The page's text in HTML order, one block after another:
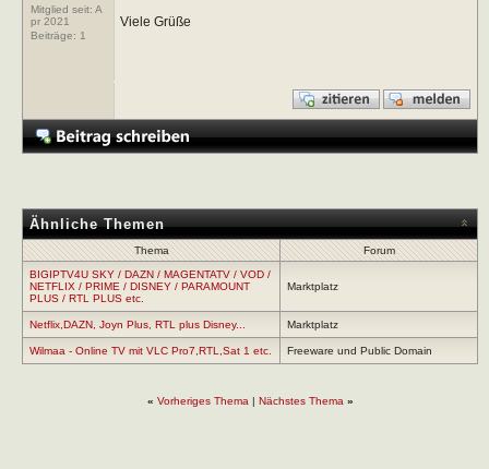
Mitglied seit: A
pr 2021
Beiträge: 1
Viele Grüße
Ähnliche Themen
Thema
Forum
BIGIPTV4U SKY / DAZN / MAGENTATV / VOD /
NETFLIX / PRIME / DISNEY / PARAMOUNT
PLUS / RTL PLUS etc.
Marktplatz
Netflix,DAZN, Joyn Plus, RTL plus Disney... Marktplatz
Wilmaa - Online TV mit VLC Pro7,RTL,Sat 1 etc. Freeware und Public Domain
« Vorheriges Thema | Nächstes Thema »